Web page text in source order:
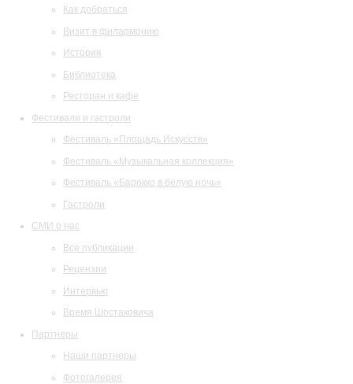
Как добраться
Визит в филармонию
История
Библиотека
Ресторан и кафе
Фестивали и гастроли
Фестиваль «Площадь Искусств»
Фестиваль «Музыкальная коллекция»
Фестиваль «Барокко в белую ночь»
Гастроли
СМИ о нас
Все публикации
Рецензии
Интервью
Время Шостаковича
Партнеры
Наши партнеры
Фотогалерея